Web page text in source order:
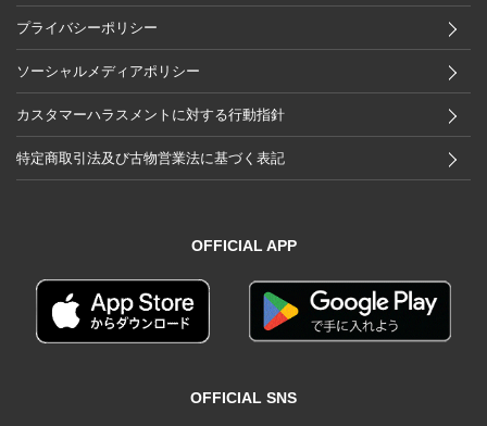
プライバシーポリシー
ソーシャルメディアポリシー
カスタマーハラスメントに対する行動指針
特定商取引法及び古物営業法に基づく表記
OFFICIAL APP
OFFICIAL SNS